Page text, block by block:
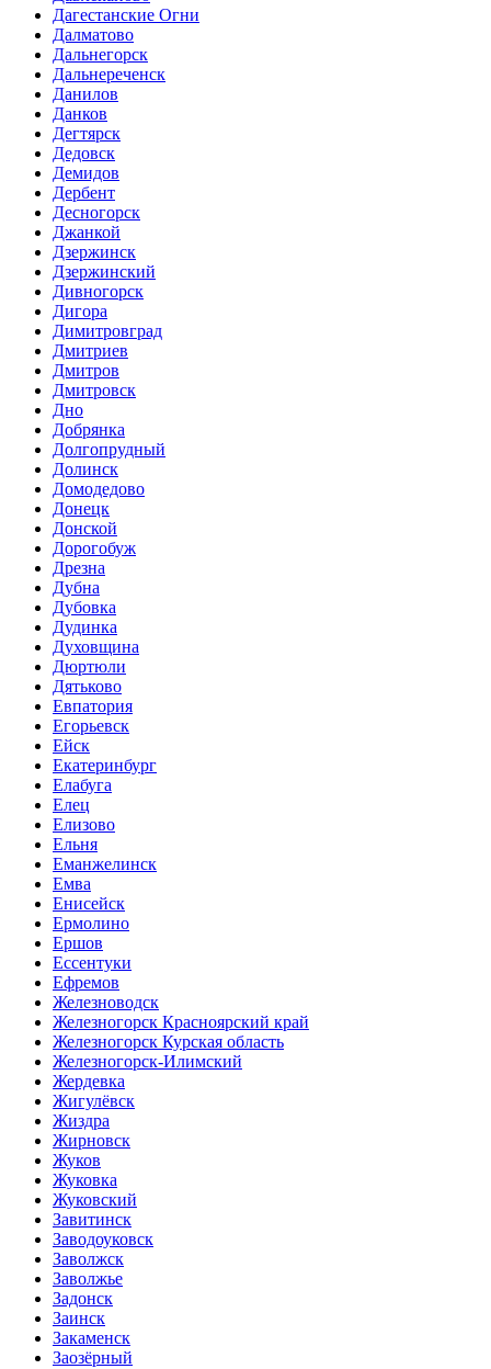
Дагестанские Огни
Далматово
Дальнегорск
Дальнереченск
Данилов
Данков
Дегтярск
Дедовск
Демидов
Дербент
Десногорск
Джанкой
Дзержинск
Дзержинский
Дивногорск
Дигора
Димитровград
Дмитриев
Дмитров
Дмитровск
Дно
Добрянка
Долгопрудный
Долинск
Домодедово
Донецк
Донской
Дорогобуж
Дрезна
Дубна
Дубовка
Дудинка
Духовщина
Дюртюли
Дятьково
Евпатория
Егорьевск
Ейск
Екатеринбург
Елабуга
Елец
Елизово
Ельня
Еманжелинск
Емва
Енисейск
Ермолино
Ершов
Ессентуки
Ефремов
Железноводск
Железногорск Красноярский край
Железногорск Курская область
Железногорск-Илимский
Жердевка
Жигулёвск
Жиздра
Жирновск
Жуков
Жуковка
Жуковский
Завитинск
Заводоуковск
Заволжск
Заволжье
Задонск
Заинск
Закаменск
Заозёрный